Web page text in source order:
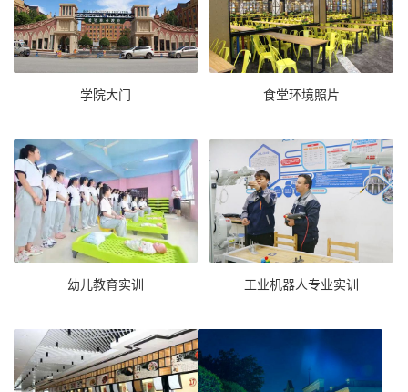
学院大门 食堂环境照片
幼儿教育实训 工业机器人专业实训